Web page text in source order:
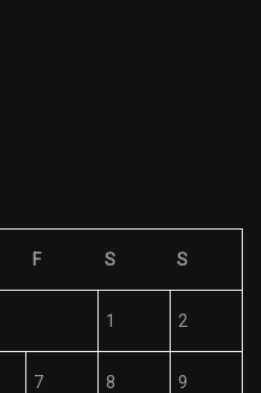
F S S
1 2
7 8 9